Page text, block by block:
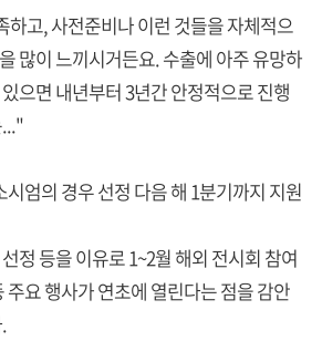
하고, 사전준비나 이런 것들을 자체적으
많이 느끼시거든요. 수출에 아주 유망하
으면 내년부터 3년간 안정적으로 진행
엄의 경우 선정 다음 해 1분기까지 지원
정 등을 이유로 1~2월 해외 전시회 참여
주요 행사가 연초에 열린다는 점을 감안